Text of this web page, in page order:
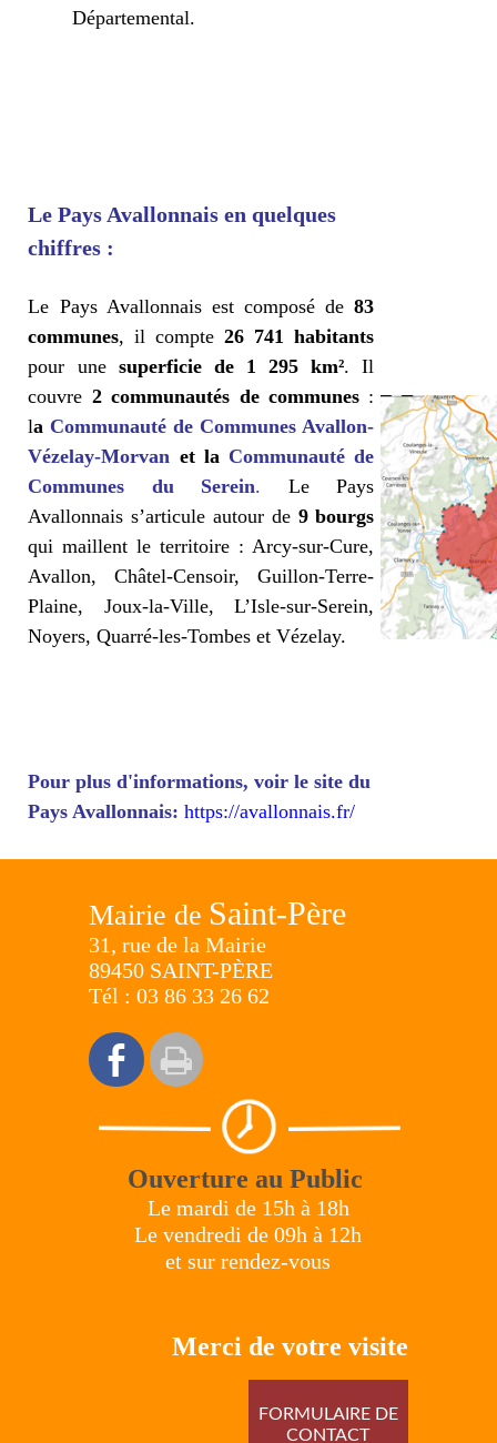
Départemental.
Le Pays Avallonnais en quelques
chiffres :
Le Pays Avallonnais est composé de83
communes, il compte26 741 habitants
pour une superficie de 1 295 km². Il
couvre 2 communautés de communes :
la Communauté de Communes Avallon-
Vézelay-Morvan et la Communauté de
Communes du Serein. Le Pays
Avallonnais s’articule autour de 9 bourgs
qui maillent le territoire : Arcy-sur-Cure,
Avallon, Châtel-Censoir, Guillon-Terre-
Plaine, Joux-la-Ville, L’Isle-sur-Serein,
Noyers, Quarré-les-Tombes et Vézelay.
Pour plus d'informations, voir le site du
Pays Avallonnais: https://avallonnais.fr/
Mairie de Saint-Père
31, rue de la Mairie
89450 SAINT-PÈRE
Tél : 03 86 33 26 62
Ouverture au Public
Le mardi de 15h à 18h
Le vendredi de 09h à 12h
et sur rendez-vous
Merci de votre visite
FORMULAIRE DE
CONTACT